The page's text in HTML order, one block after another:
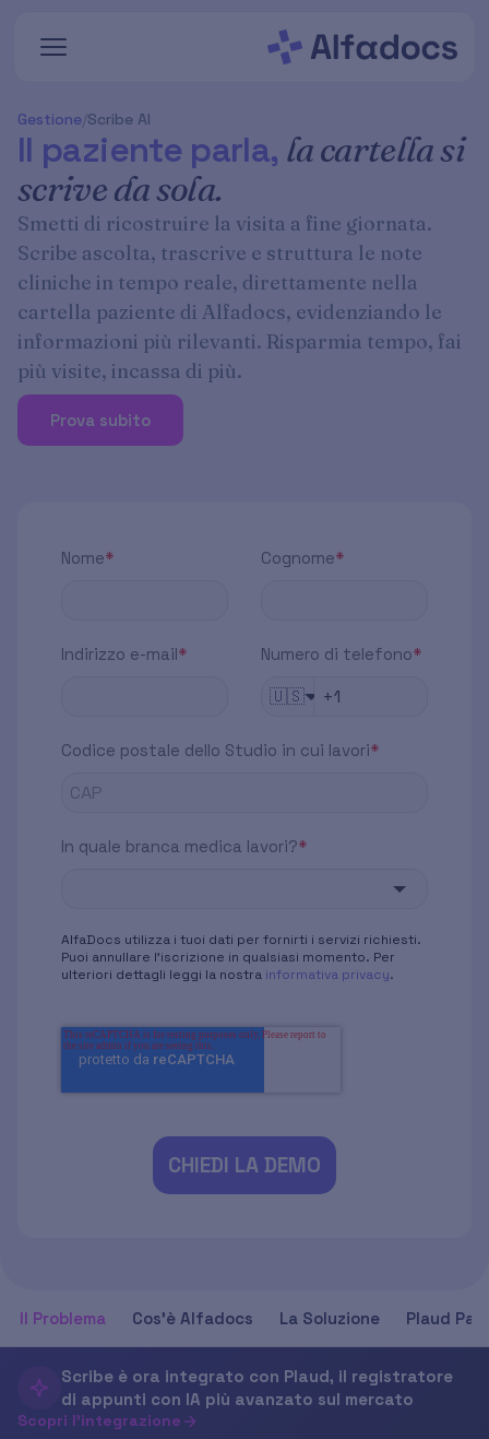
Gestione Scribe AI
Il paziente parla, la cartella si
scrive da sola.
Smetti di ricostruire la visita a fine giornata.
Scribe ascolta, trascrive e struttura le note
cliniche in tempo reale, direttamente nella
cartella paziente di Alfadocs, evidenziando le
informazioni più rilevanti. Risparmia tempo, fai
più visite, incassa di più.
Prova subito
Nome* Cognome*
Indirizzo e-mail* Numero di telefono*
🇺🇸
Codice postale dello Studio in cui lavori*
In quale branca medica lavori?*
AlfaDocs utilizza i tuoi dati per fornirti i servizi richiesti.
Puoi annullare l'iscrizione in qualsiasi momento. Per
ulteriori dettagli leggi la nostra informativa privacy.
CHIEDI LA DEMO
Il Problema Cos'è Alfadocs La Soluzione Plaud
Scribe è ora integrato con Plaud, il registratore
di appunti con IA più avanzato sul mercato
Scopri l'integrazione